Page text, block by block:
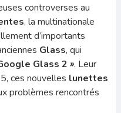
controverses au
, la multinationale
d’importants
Glass, qui
Glass 2 ». Leur
ces nouvelles lunettes
problèmes rencontrés